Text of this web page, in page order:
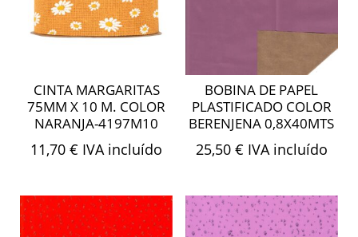
CINTA MARGARITAS
75MM X 10 M. COLOR
NARANJA-4197M10
11,70€ IVA incluído
BOBINA DE PAPEL
PLASTIFICADO COLOR
BERENJENA 0,8X40MTS
25,50 € IVA incluído